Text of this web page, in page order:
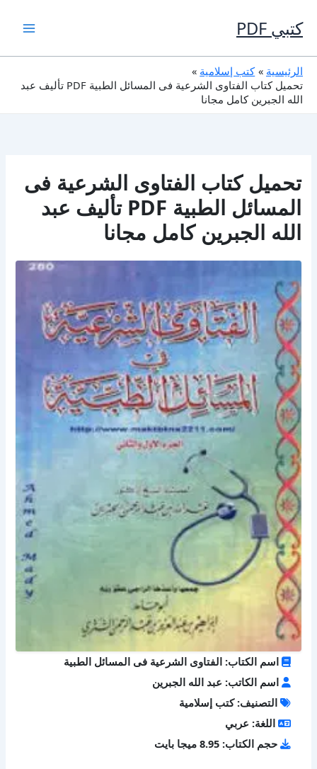
إلى
المحتوى
كتبي PDF
الرئيسية
كتب إسلامية
تحميل كتاب الفتاوى الشرعية فى المسائل الطبية PDF تأليف عبد
الله الجبرين كامل مجانا
تحميل كتاب الفتاوى الشرعية فى
المسائل الطبية PDF تأليف عبد
الله الجبرين كامل مجانا
اسم الكتاب: الفتاوى الشرعية فى المسائل الطبية
اسم الكاتب: عبد الله الجبرين
التصنيف: كتب إسلامية
اللغة: عربي
حجم الكتاب: 8.95 ميجا بايت